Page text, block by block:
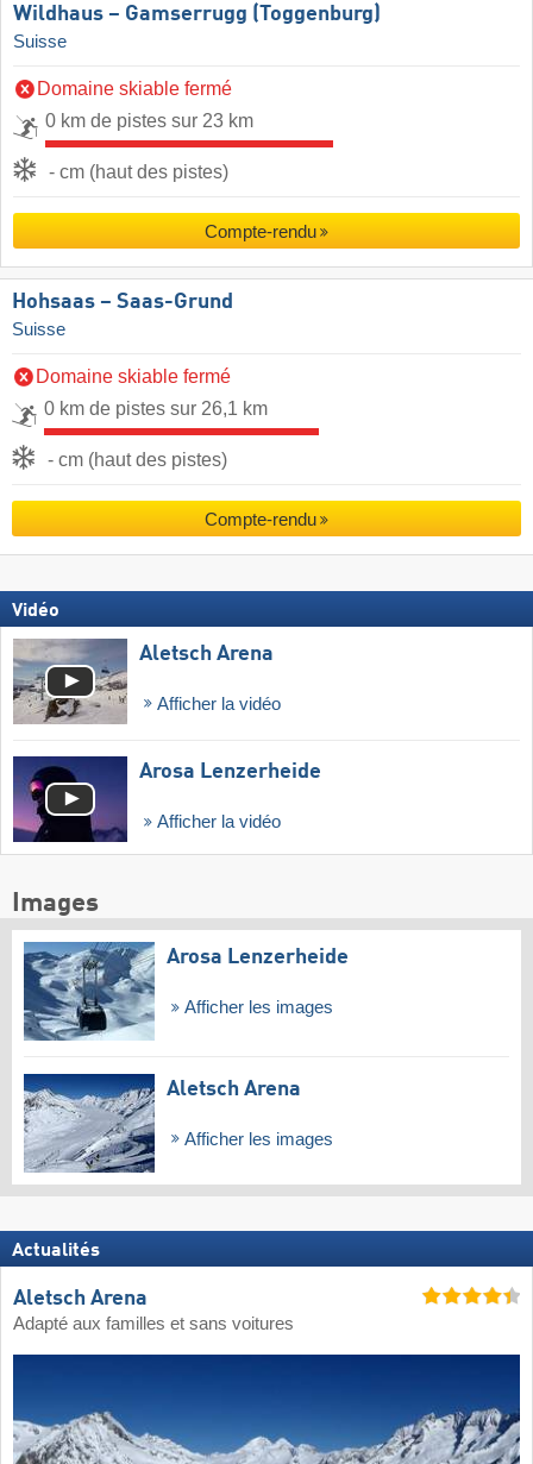
Wildhaus – Gamserrugg (Toggenburg)
Suisse
Domaine skiable fermé
0 km de pistes sur 23 km
- cm (haut des pistes)
Compte-rendu
Hohsaas – Saas-Grund
Suisse
Domaine skiable fermé
0 km de pistes sur 26,1 km
- cm (haut des pistes)
Compte-rendu
Vidéo
Aletsch Arena
Afficher la vidéo
Arosa Lenzerheide
Afficher la vidéo
Images
Arosa Lenzerheide
Afficher les images
Aletsch Arena
Afficher les images
Actualités
Aletsch Arena
Adapté aux familles et sans voitures